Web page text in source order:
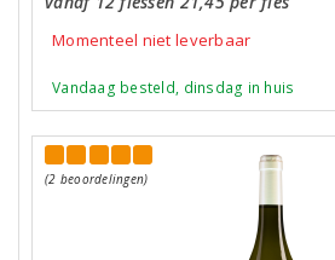
Momenteel niet leverbaar
Vandaag besteld, dinsdag in huis
(2 beoordelingen)